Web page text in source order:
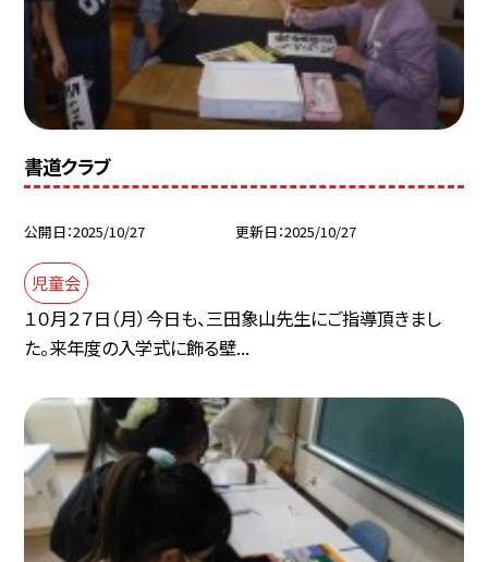
書道クラブ
公開日 2025/10/27 更新日 2025/10/27
児童会
１０月２７日（月）今日も、三田象山先生にご指導頂きまし
た。来年度の入学式に飾る壁...